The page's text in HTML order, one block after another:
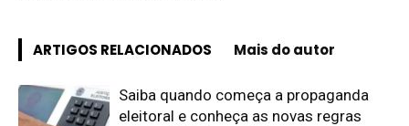
ARTIGOS RELACIONADOS Mais do autor
Saiba quando começa a propaganda
eleitoral e conheça as novas regras